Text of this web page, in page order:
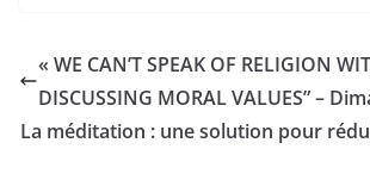
« WE CAN’T SPEAK OF RELIGION
DISCUSSING MORAL VALUES” –
La méditation : une solution pour